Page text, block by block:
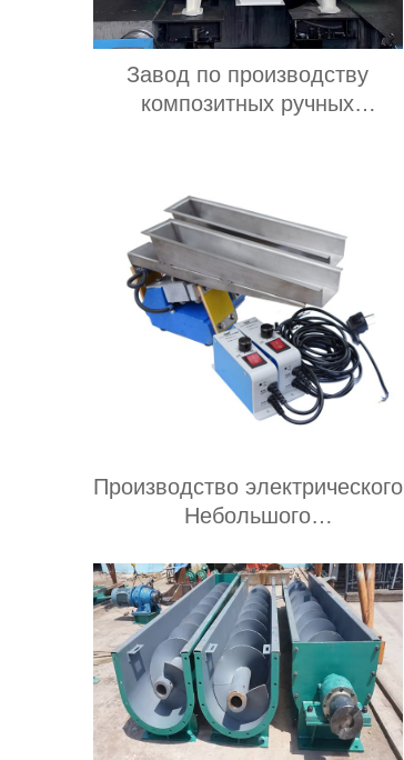
Завод по производству
композитных ручных
Производство электрического
Небольшого
автоматического
вибрирующего лоткового
питателя с контроллером